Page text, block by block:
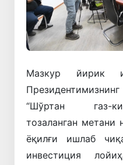
Мазкур йирик
“Шўртан газ-
тозаланган метани
ёқилғи ишлаб
инвестиция